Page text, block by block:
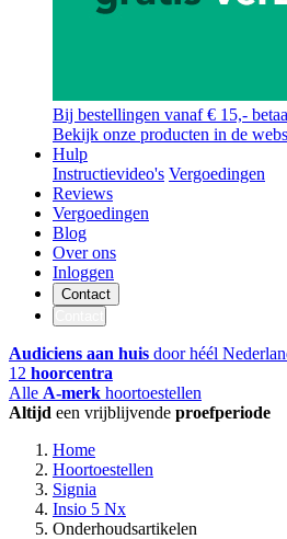
Bij bestellingen vanaf € 15,-
Bekijk onze producten in de
Hulp
Instructievideo's Vergoedingen
Reviews
Vergoedingen
Blog
Over ons
Inloggen
Contact
Audiciens aan huis door héél
12 hoorcentra
Alle A-merk hoortoestellen
Altijd een vrijblijvende proefperiode
Home
Hoortoestellen
Signia
Insio 5 Nx
Onderhoudsartikelen